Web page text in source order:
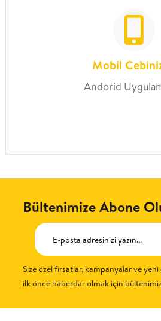
Mobil
Andorid
Bültenimize Abone
Size özel fırsatlar, kampanyalar ve
ilk önce haberdar olmak için